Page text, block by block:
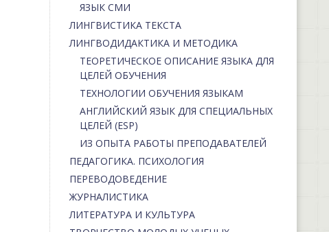
ЯЗЫК СМИ
ЛИНГВИСТИКА ТЕКСТА
ЛИНГВОДИДАКТИКА И МЕТОДИКА
ТЕОРЕТИЧЕСКОЕ ОПИСАНИЕ ЯЗЫКА ДЛЯ
ЦЕЛЕЙ ОБУЧЕНИЯ
ТЕХНОЛОГИИ ОБУЧЕНИЯ ЯЗЫКАМ
АНГЛИЙСКИЙ ЯЗЫК ДЛЯ СПЕЦИАЛЬНЫХ
ЦЕЛЕЙ (ESP)
ИЗ ОПЫТА РАБОТЫ ПРЕПОДАВАТЕЛЕЙ
ПЕДАГОГИКА. ПСИХОЛОГИЯ
ПЕРЕВОДОВЕДЕНИЕ
ЖУРНАЛИСТИКА
ЛИТЕРАТУРА И КУЛЬТУРА